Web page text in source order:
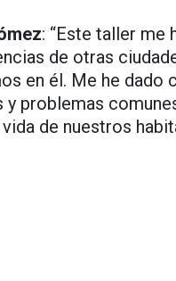
: “Este taller me
de otras
en él. Me he dado
y problemas
de nuestros